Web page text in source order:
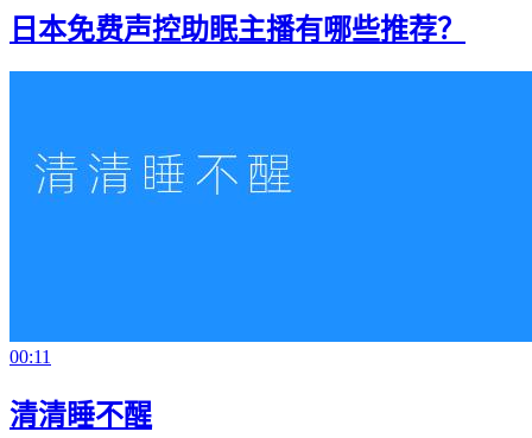
日本免费声控助眠主播有哪些推荐？
00:11
清清睡不醒